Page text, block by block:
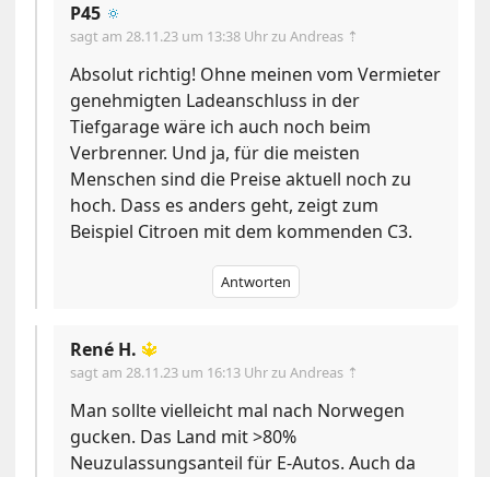
P45 🔅
sagt am28.11.23 um 13:38 Uhrzu Andreas ⇡
Absolut richtig! Ohne meinen vom Vermieter
genehmigten Ladeanschluss in der
Tiefgarage wäre ich auch noch beim
Verbrenner. Und ja, für die meisten
Menschen sind die Preise aktuell noch zu
hoch. Dass es anders geht, zeigt zum
Beispiel Citroen mit dem kommenden C3.
Antworten
René H. 🔱
sagt am28.11.23 um 16:13 Uhrzu Andreas ⇡
Man sollte vielleicht mal nach Norwegen
gucken. Das Land mit >80%
Neuzulassungsanteil für E-Autos. Auch da